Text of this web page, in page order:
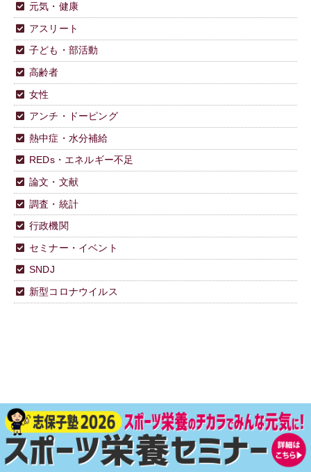
元気・健康
アスリート
子ども・部活動
高齢者
女性
アンチ・ドーピング
熱中症・水分補給
REDs・エネルギー不足
論文・文献
調査・統計
行政機関
セミナー・イベント
SNDJ
新型コロナウイルス